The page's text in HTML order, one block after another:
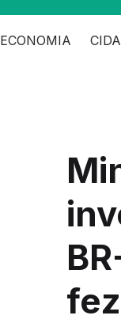
ECONOMIA